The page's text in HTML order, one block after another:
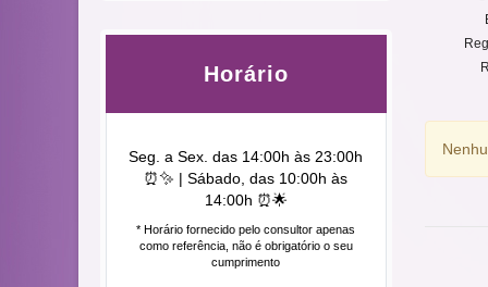
Horário
Seg. a Sex. das 14:00h às 23:00h
⏰✨ | Sábado, das 10:00h às
14:00h ⏰🌟
* Horário fornecido pelo consultor apenas
como referência, não é obrigatório o seu
cumprimento